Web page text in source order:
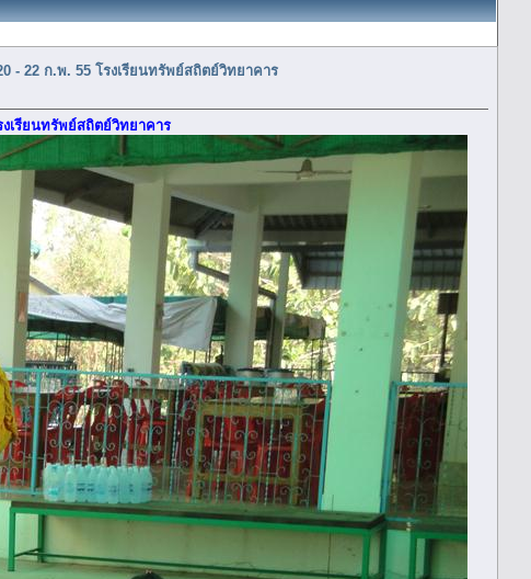
- 22 ก.พ. 55 โรงเรียนทรัพย์สถิตย์วิทยาคาร
เรียนทรัพย์สถิตย์วิทยาคาร